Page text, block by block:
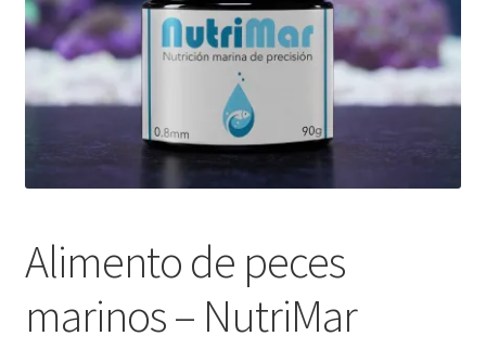
Alimento de peces
marinos – NutriMar